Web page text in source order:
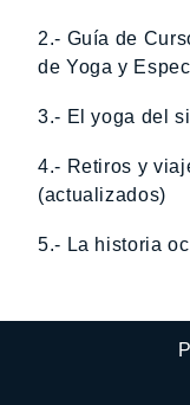
2.- Guía de
de Yoga y
3.- El yoga del
4.- Retiros y
(actualizados)
5.- La historia